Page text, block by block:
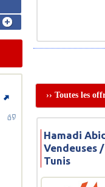
›› Toutes les
Hamadi
Vendeuses
Tunis